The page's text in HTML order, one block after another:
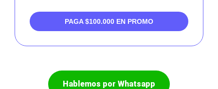
PAGA $100.000 EN PROMO
Hablemos por Whatsapp